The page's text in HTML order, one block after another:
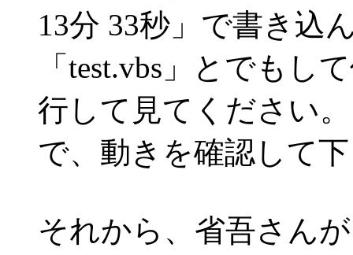
13分 33秒」で書き込
「test.vbs」とでもし
行して見てください。
で、動きを確認して
それから、省吾さん